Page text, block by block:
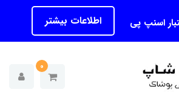
اسنپ پی اطلاعات بیشتر
0